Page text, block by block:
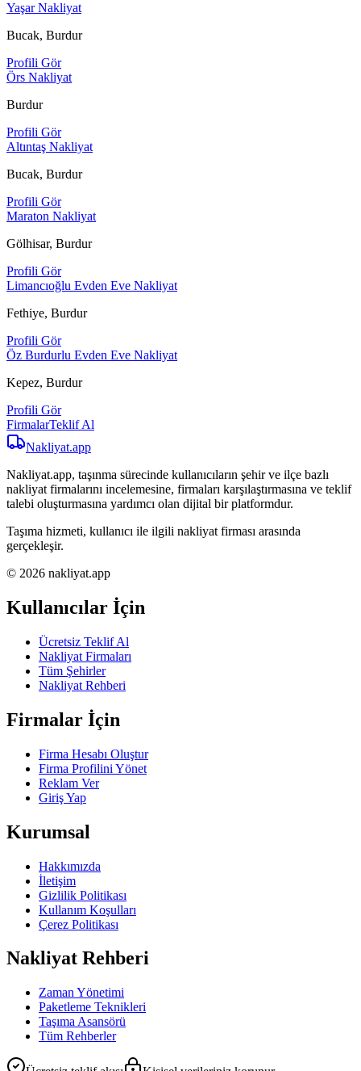
Yaşar Nakliyat
Bucak, Burdur
Profili Gör
Örs Nakliyat
Burdur
Profili Gör
Altıntaş Nakliyat
Bucak, Burdur
Profili Gör
Maraton Nakliyat
Gölhisar, Burdur
Profili Gör
Limancıoğlu Evden Eve Nakliyat
Fethiye, Burdur
Profili Gör
Öz Burdurlu Evden Eve Nakliyat
Kepez, Burdur
Profili Gör
FirmalarTeklif Al
Nakliyat.app
Nakliyat.app, taşınma sürecinde kullanıcıların şehir ve ilçe bazlı
nakliyat firmalarını incelemesine, firmaları karşılaştırmasına ve teklif
talebi oluşturmasına yardımcı olan dijital bir platformdur.
Taşıma hizmeti, kullanıcı ile ilgili nakliyat firması arasında
gerçekleşir.
© 2026 nakliyat.app
Kullanıcılar İçin
Ücretsiz Teklif Al
Nakliyat Firmaları
Tüm Şehirler
Nakliyat Rehberi
Firmalar İçin
Firma Hesabı Oluştur
Firma Profilini Yönet
Reklam Ver
Giriş Yap
Kurumsal
Hakkımızda
İletişim
Gizlilik Politikası
Kullanım Koşulları
Çerez Politikası
Nakliyat Rehberi
Zaman Yönetimi
Paketleme Teknikleri
Taşıma Asansörü
Tüm Rehberler